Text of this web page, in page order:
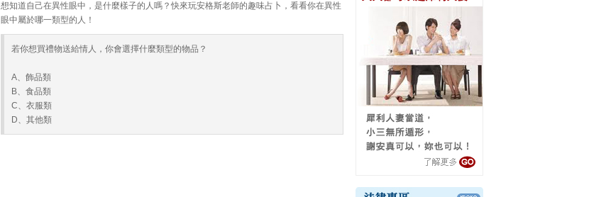
想知道自己在異性眼中，是什麼樣子的人嗎？快來玩安格斯老師的趣味占卜，看看你在異性
眼中屬於哪一類型的人！
若你想買禮物送給情人，你會選擇什麼類型的物品？
A、飾品類
B、食品類
C、衣服類
D、其他類